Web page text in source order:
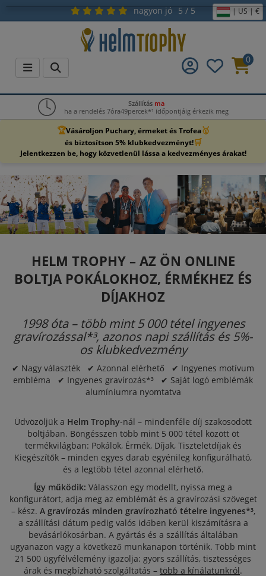
nagyon jó 5 / 5 | US | €
0
Szállítás ma
ha a rendelés 7óra49percek*¹ időpontjáig érkezik meg
🏆Vásároljon Puchary, érmeket és Trofea🥇
és biztosítson 5% klubkedvezményt!🛒
Jelentkezzen be, hogy közvetlenül lássa a kedvezményes árakat!
HELM TROPHY – AZ ÖN ONLINE
BOLTJA POKÁLOKHOZ, ÉRMÉKHEZ ÉS
DÍJAKHOZ
1998 óta – több mint 5 000 tétel ingyenes
gravírozással*³, azonos napi szállítás és 5%-
os klubkedvezmény
✔ Nagy választék ✔ Azonnal elérhető ✔ Ingyenes motívum
embléma ✔ Ingyenes gravírozás*³ ✔ Saját logó emblémák
alumíniumra nyomtatva
Üdvözöljük a Helm Trophy-nál – mindenféle díj szakosodott
boltjában. Böngésszen több mint 5 000 tétel között öt
termékvilágban: Pokálok, Érmék, Díjak, Tiszteletdíjakés
Kiegészítők – minden egyes darab egyénileg konfigurálható,
és a legtöbb tétel azonnal elérhető.
Így működik: Válasszon egy modellt, nyissa meg a
konfigurátort, adja meg az emblémát és a gravírozási szöveget
– kész. A gravírozás minden gravírozható tételre ingyenes*³,
a szállítási dátum pedig valós időben kerül kiszámításra a
bevásárlókosárban. A gyártás és a szállítás általában
ugyanazon vagy a következő munkanapon történik. Több mint
21 500 ügyfélvélemény igazolja: gyors szállítás, tisztességes
árak és megbízható szolgáltatás – több a kínálatunkról.